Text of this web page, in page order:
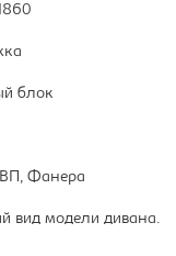
блок
Фанера
вид модели дивана.